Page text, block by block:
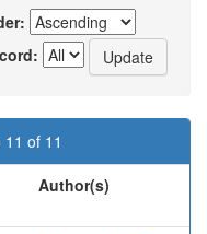
of 11
Author(s)